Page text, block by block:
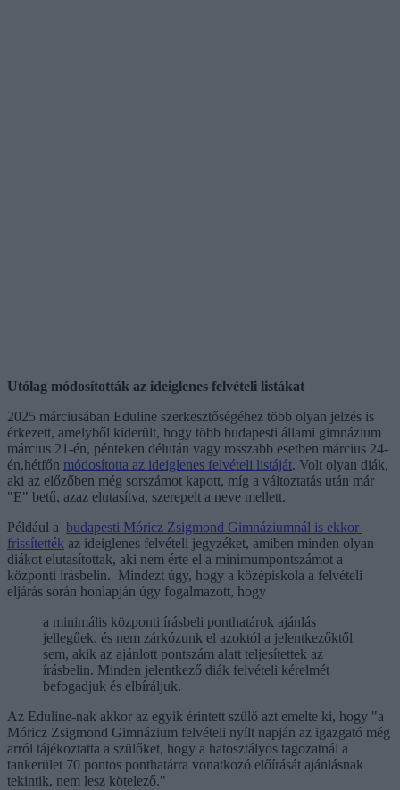
Utólag módosították az ideiglenes felvételi listákat
2025 márciusában Eduline szerkesztőségéhez több olyan jelzés is
érkezett, amelyből kiderült, hogy több budapesti állami gimnázium
március 21-én, pénteken délután vagy rosszabb esetben március 24-
én,hétfőn módosította az ideiglenes felvételi listáját. Volt olyan diák,
aki az előzőben még sorszámot kapott, míg a változtatás után már
"E" betű, azaz elutasítva, szerepelt a neve mellett.
Például a budapesti Móricz Zsigmond Gimnáziumnál is ekkor
frissítették az ideiglenes felvételi jegyzéket, amiben minden olyan
diákot elutasítottak, aki nem érte el a minimumpontszámot a
központi írásbelin. Mindezt úgy, hogy a középiskola a felvételi
eljárás során honlapján úgy fogalmazott, hogy
a minimális központi írásbeli ponthatárok ajánlás
jellegűek, és nem zárkózunk el azoktól a jelentkezőktől
sem, akik az ajánlott pontszám alatt teljesítettek az
írásbelin. Minden jelentkező diák felvételi kérelmét
befogadjuk és elbíráljuk.
Az Eduline-nak akkor az egyik érintett szülő azt emelte ki, hogy "a
Móricz Zsigmond Gimnázium felvételi nyílt napján az igazgató még
arról tájékoztatta a szülőket, hogy a hatosztályos tagozatnál a
tankerület 70 pontos ponthatárra vonatkozó előírását ajánlásnak
tekintik, nem lesz kötelező."